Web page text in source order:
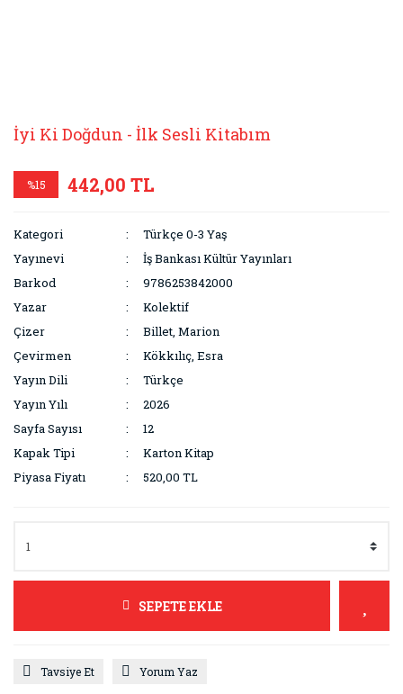
İyi Ki Doğdun - İlk Sesli Kitabım
%15 442,00 TL
Kategori
Türkçe 0-3 Yaş
Yayınevi
İş Bankası Kültür Yayınları
Barkod
9786253842000
Yazar
Kolektif
Çizer
Billet, Marion
Çevirmen
Kökkılıç, Esra
Yayın Dili
Türkçe
Yayın Yılı
2026
Sayfa Sayısı
12
Kapak Tipi
Karton Kitap
Piyasa Fiyatı
520,00 TL
SEPETE EKLE
Tavsiye Et Yorum Yaz